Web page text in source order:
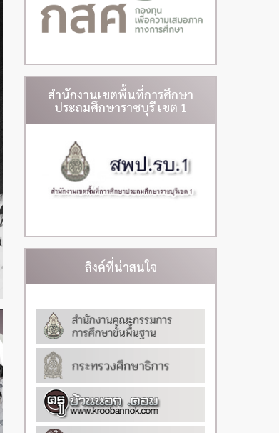
สำนักงานเขตพื้นที่การศึกษา
ประถมศึกษาราชบุรี เขต 1
ลิงค์ที่น่าสนใจ